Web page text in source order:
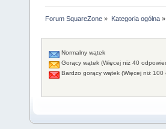
Forum SquareZone » Kategoria ogólna»
Normalny wątek
Gorący wątek (Więcej niż 40
Bardzo gorący wątek (Więcej niż 100